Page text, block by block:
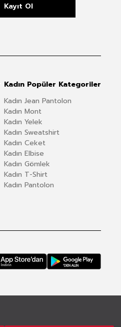
Kayıt Ol
Kadın Popüler Kategoriler
Kadın Jean Pantolon
Kadın Mont
Kadın Yelek
Kadın Sweatshirt
Kadın Ceket
Kadın Elbise
Kadın Gömlek
Kadın T-Shirt
Kadın Pantolon